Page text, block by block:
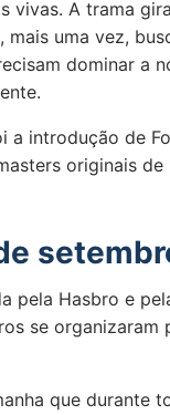
vivas. A trama
mais uma vez,
dominar a
a introdução de
originais
pela Hasbro e
se organizaram
que durante